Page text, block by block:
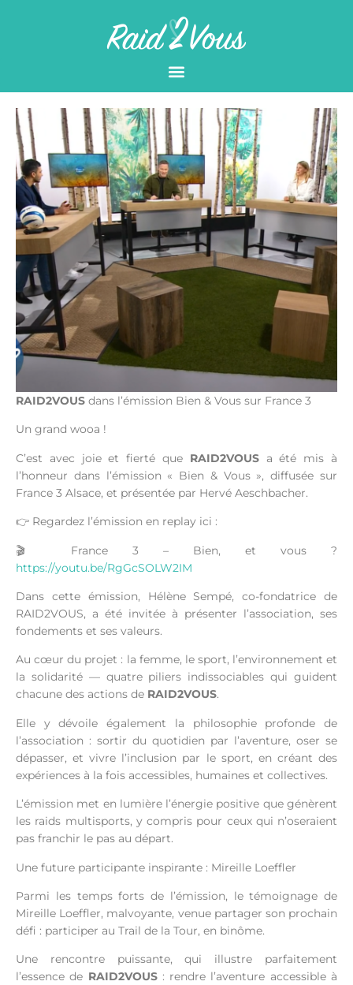
RAID2VOUS dans l’émission Bien & Vous sur France 3
Un grand wooa !
C’est avec joie et fierté que RAID2VOUSa été mis à
l’honneur dans l’émission « Bien & Vous », diffusée sur
France 3 Alsace, et présentée par Hervé Aeschbacher.
👉 Regardez l’émission en replay ici :
🎬 France 3 – Bien, et vous ?
https://youtu.be/RgGcSOLW2IM
Dans cette émission, Hélène Sempé, co-fondatrice de
RAID2VOUS, a été invitée à présenter l’association, ses
fondements et ses valeurs.
Au cœur du projet : la femme, le sport, l’environnement et
la solidarité — quatre piliers indissociables qui guident
chacune des actions de RAID2VOUS.
Elle y dévoile également la philosophie profonde de
l’association : sortir du quotidien par l’aventure, oser se
dépasser, et vivre l’inclusion par le sport, en créant des
expériences à la fois accessibles, humaines et collectives.
L’émission met en lumière l’énergie positive que génèrent
les raids multisports, y compris pour ceux qui n’oseraient
pas franchir le pas au départ.
Une future participante inspirante : Mireille Loeffler
Parmi les temps forts de l’émission, le témoignage de
Mireille Loeffler, malvoyante, venue partager son prochain
défi : participer au Trail de la Tour, en binôme.
Une rencontre puissante, qui illustre parfaitement
l’essence de RAID2VOUS: rendre l’aventure accessible à